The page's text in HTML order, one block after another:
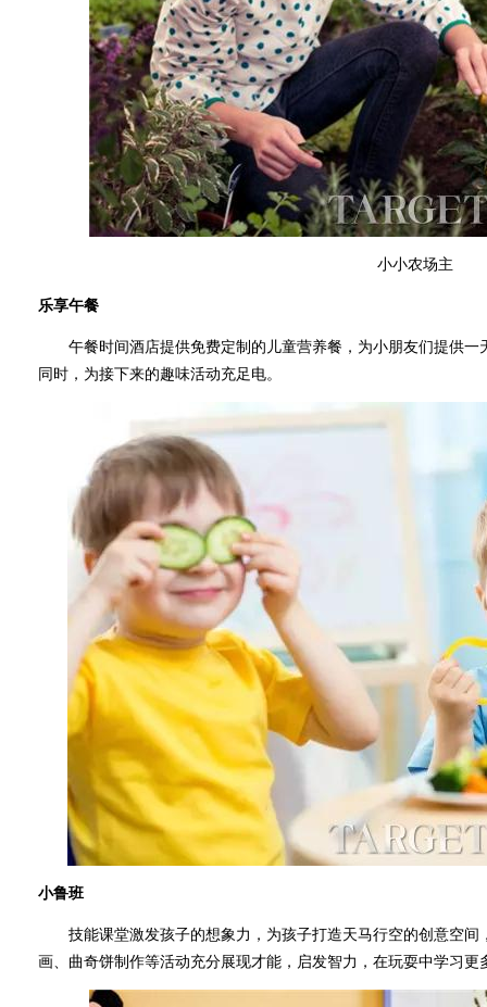
小小农场主
乐享午餐
午餐时间酒店提供免费定制的儿童营养餐，为小朋友们提供一
同时，为接下来的趣味活动充足电。
小鲁班
技能课堂激发孩子的想象力，为孩子打造天马行空的创意空间
画、曲奇饼制作等活动充分展现才能，启发智力，在玩耍中学习更